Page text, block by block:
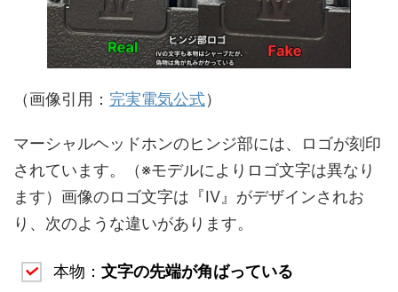
（画像引用： 完実電気公式）
マーシャルヘッドホンのヒンジ部には、ロゴが刻印
されています。（※モデルによりロゴ文字は異なり
ます）画像のロゴ文字は『IV』がデザインされお
り、次のような違いがあります。
本物： 文字の先端が角ばっている